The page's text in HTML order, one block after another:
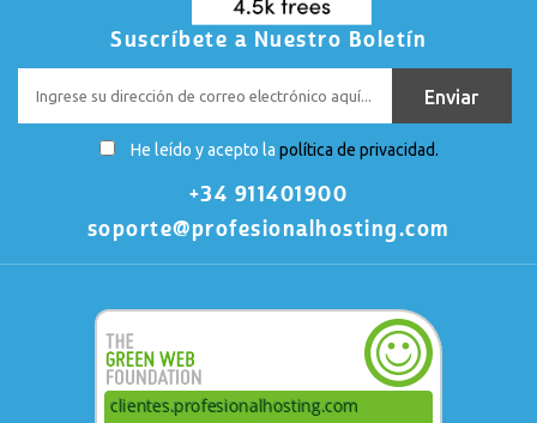
Suscríbete a Nuestro Boletín
He leído y acepto la política de privacidad.
+34 911401900
soporte@profesionalhosting.com